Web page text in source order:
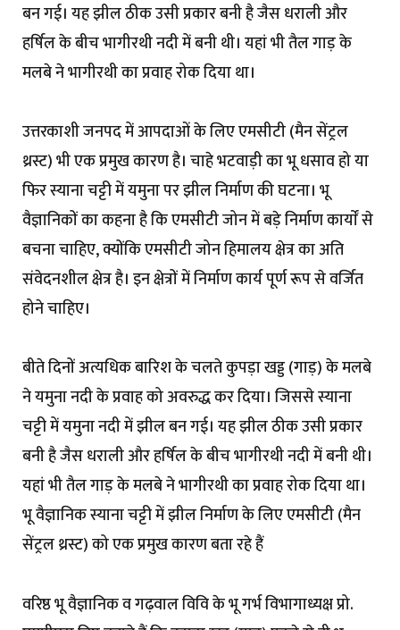
बन गई। यह झील ठीक उसी प्रकार बनी है जैस धराली और
हर्षिल के बीच भागीरथी नदी में बनी थी। यहां भी तैल गाड़ के
मलबे ने भागीरथी का प्रवाह रोक दिया था।
उत्तरकाशी जनपद में आपदाओं के लिए एमसीटी (मैन सेंट्रल
थ्रस्ट) भी एक प्रमुख कारण है। चाहे भटवाड़ी का भू धसाव हो या
फिर स्याना चट्टी में यमुना पर झील निर्माण की घटना। भू
वैज्ञानिकों का कहना है कि एमसीटी जोन में बड़े निर्माण कार्याें से
बचना चाहिए, क्योंकि एमसीटी जोन हिमालय क्षेत्र का अति
संवेदनशील क्षेत्र है। इन क्षेत्रों में निर्माण कार्य पूर्ण रूप से वर्जित
होने चाहिए।
बीते दिनों अत्यधिक बारिश के चलते कुपड़ा खड्ड (गाड़) के मलबे
ने यमुना नदी के प्रवाह को अवरुद्ध कर दिया। जिससे स्याना
चट्टी में यमुना नदी में झील बन गई। यह झील ठीक उसी प्रकार
बनी है जैस धराली और हर्षिल के बीच भागीरथी नदी में बनी थी।
यहां भी तैल गाड़ के मलबे ने भागीरथी का प्रवाह रोक दिया था।
भू वैज्ञानिक स्याना चट्टी में झील निर्माण के लिए एमसीटी (मैन
सेंट्रल थ्रस्ट) को एक प्रमुख कारण बता रहे हैं
वरिष्ठ भू वैज्ञानिक व गढ़वाल विवि के भू गर्भ विभागाध्यक्ष प्रो.